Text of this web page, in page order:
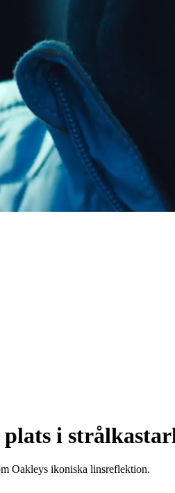
i
Oakleys ikoniska linsreflektion.